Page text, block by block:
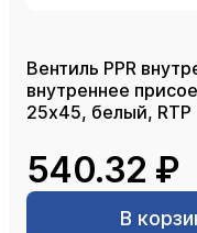
Вентиль PPR
внутреннее
25х45, белый, RTP
540.32 ₽
В